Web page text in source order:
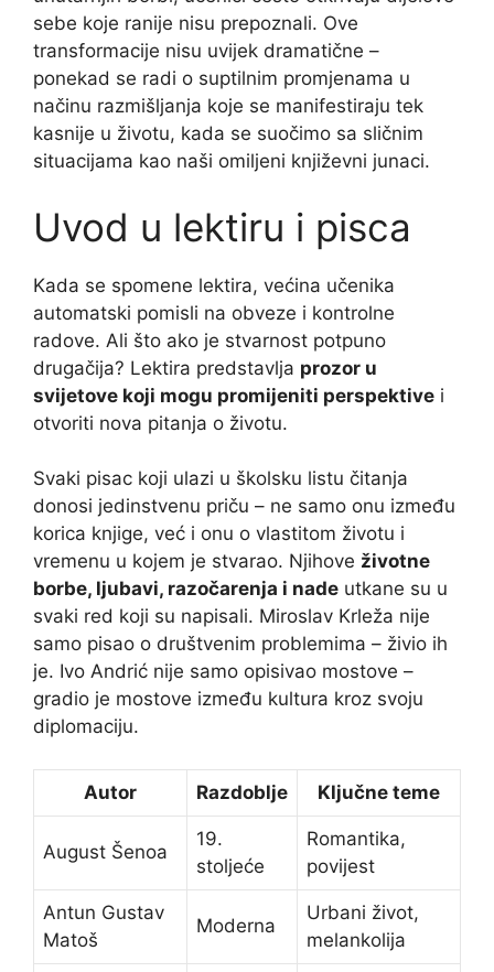
sebe koje ranije nisu prepoznali. Ove
transformacije nisu uvijek dramatične –
ponekad se radi o suptilnim promjenama u
načinu razmišljanja koje se manifestiraju tek
kasnije u životu, kada se suočimo sa sličnim
situacijama kao naši omiljeni književni junaci.
Uvod u lektiru i pisca
Kada se spomene lektira, većina učenika
automatski pomisli na obveze i kontrolne
radove. Ali što ako je stvarnost potpuno
drugačija? Lektira predstavlja prozor u
svijetove koji mogu promijeniti perspektive i
otvoriti nova pitanja o životu.
Svaki pisac koji ulazi u školsku listu čitanja
donosi jedinstvenu priču – ne samo onu između
korica knjige, već i onu o vlastitom životu i
vremenu u kojem je stvarao. Njihove životne
borbe, ljubavi, razočarenja i nade utkane su u
svaki red koji su napisali. Miroslav Krleža nije
samo pisao o društvenim problemima – živio ih
je. Ivo Andrić nije samo opisivao mostove –
gradio je mostove između kultura kroz svoju
diplomaciju.
Autor Razdoblje Ključne teme
August Šenoa
19.
stoljeće
Romantika,
povijest
Antun Gustav
Matoš
Moderna
Urbani život,
melankolija